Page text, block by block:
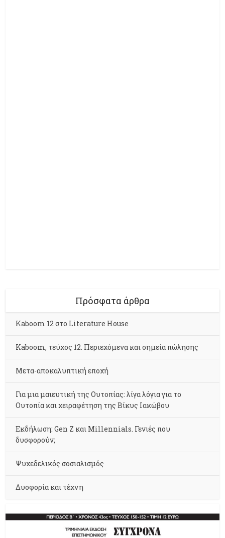
Πρόσφατα άρθρα
Kaboom 12 στο Literature House
Kaboom, τεύχος 12. Περιεχόμενα και σημεία πώλησης
Μετα-αποκαλυπτική εποχή
Για μια μαιευτική της Ουτοπίας: λίγα λόγια για το
Ουτοπία και χειραφέτηση της Βίκυς Ιακώβου
Εκδήλωση: Gen Z και Millennials. Γενιές που
δυσφορούν;
Ψυχεδελικός σοσιαλισμός
Δυσφορία και τέχνη